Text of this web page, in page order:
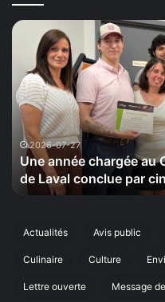
jeunesse-emploi
prix coup de cœur
Actualités Avis public
Culinaire Culture
Lettre ouverte Message